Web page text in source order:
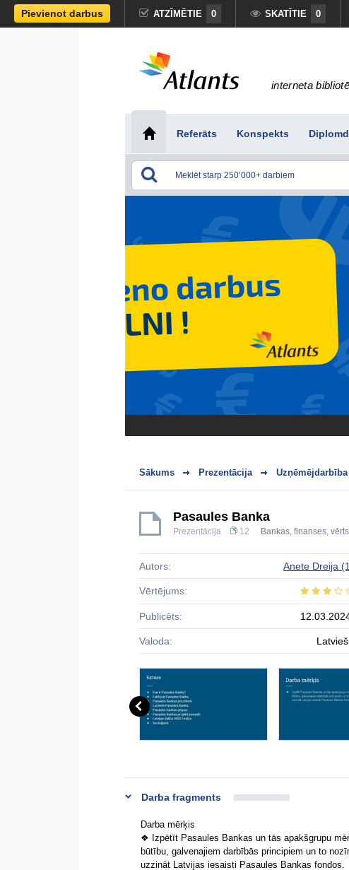
Pievienot darbus ATZĪMĒTIE 0 SKATĪTIE 0
interneta
Referāts Konspekts
Sākums Prezentācija
Pasaules Banka
Prezentācija 12 Bankas, finanses,
Autors: Anete Dreija
Vērtējums:
Publicēts:
Valoda:
Darba fragments
Darba mērķis
❖ Izpētīt Pasaules Bankas un tās apakšgrupu
būtību, galvenajiem darbībās principiem un to
uzzināt Latvijas iesaisti Pasaules Bankas fondos.